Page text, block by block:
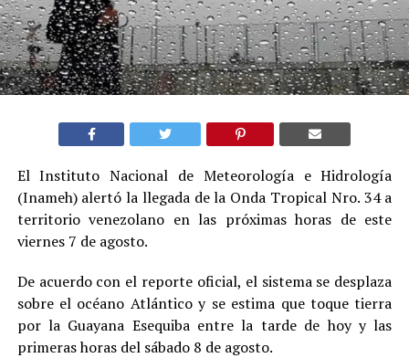
El Instituto Nacional de Meteorología e Hidrología
(Inameh) alertó la llegada de la Onda Tropical Nro. 34 a
territorio venezolano en las próximas horas de este
viernes 7 de agosto.
De acuerdo con el reporte oficial, el sistema se desplaza
sobre el océano Atlántico y se estima que toque tierra
por la Guayana Esequiba entre la tarde de hoy y las
primeras horas del sábado 8 de agosto.